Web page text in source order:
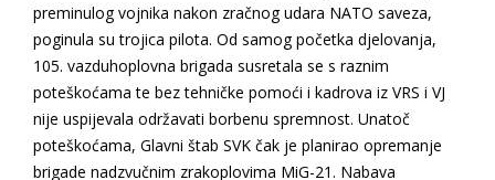
preminulog vojnika nakon zračnog udara NATO saveza,
poginula su trojica pilota. Od samog početka djelovanja,
105. vazduhoplovna brigada susretala se s raznim
poteškoćama te bez tehničke pomoći i kadrova iz VRS i VJ
nije uspijevala održavati borbenu spremnost. Unatoč
poteškoćama, Glavni štab SVK čak je planirao opremanje
brigade nadzvučnim zrakoplovima MiG-21. Nabava